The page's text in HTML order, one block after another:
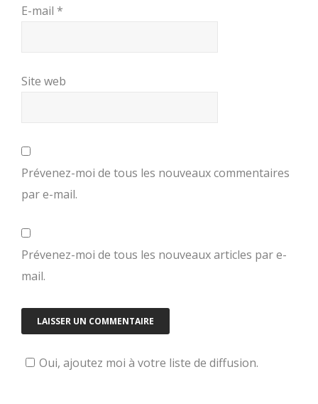
E-mail *
Site web
Prévenez-moi de tous les nouveaux commentaires
par e-mail.
Prévenez-moi de tous les nouveaux articles par e-
mail.
Oui, ajoutez moi à votre liste de diffusion.